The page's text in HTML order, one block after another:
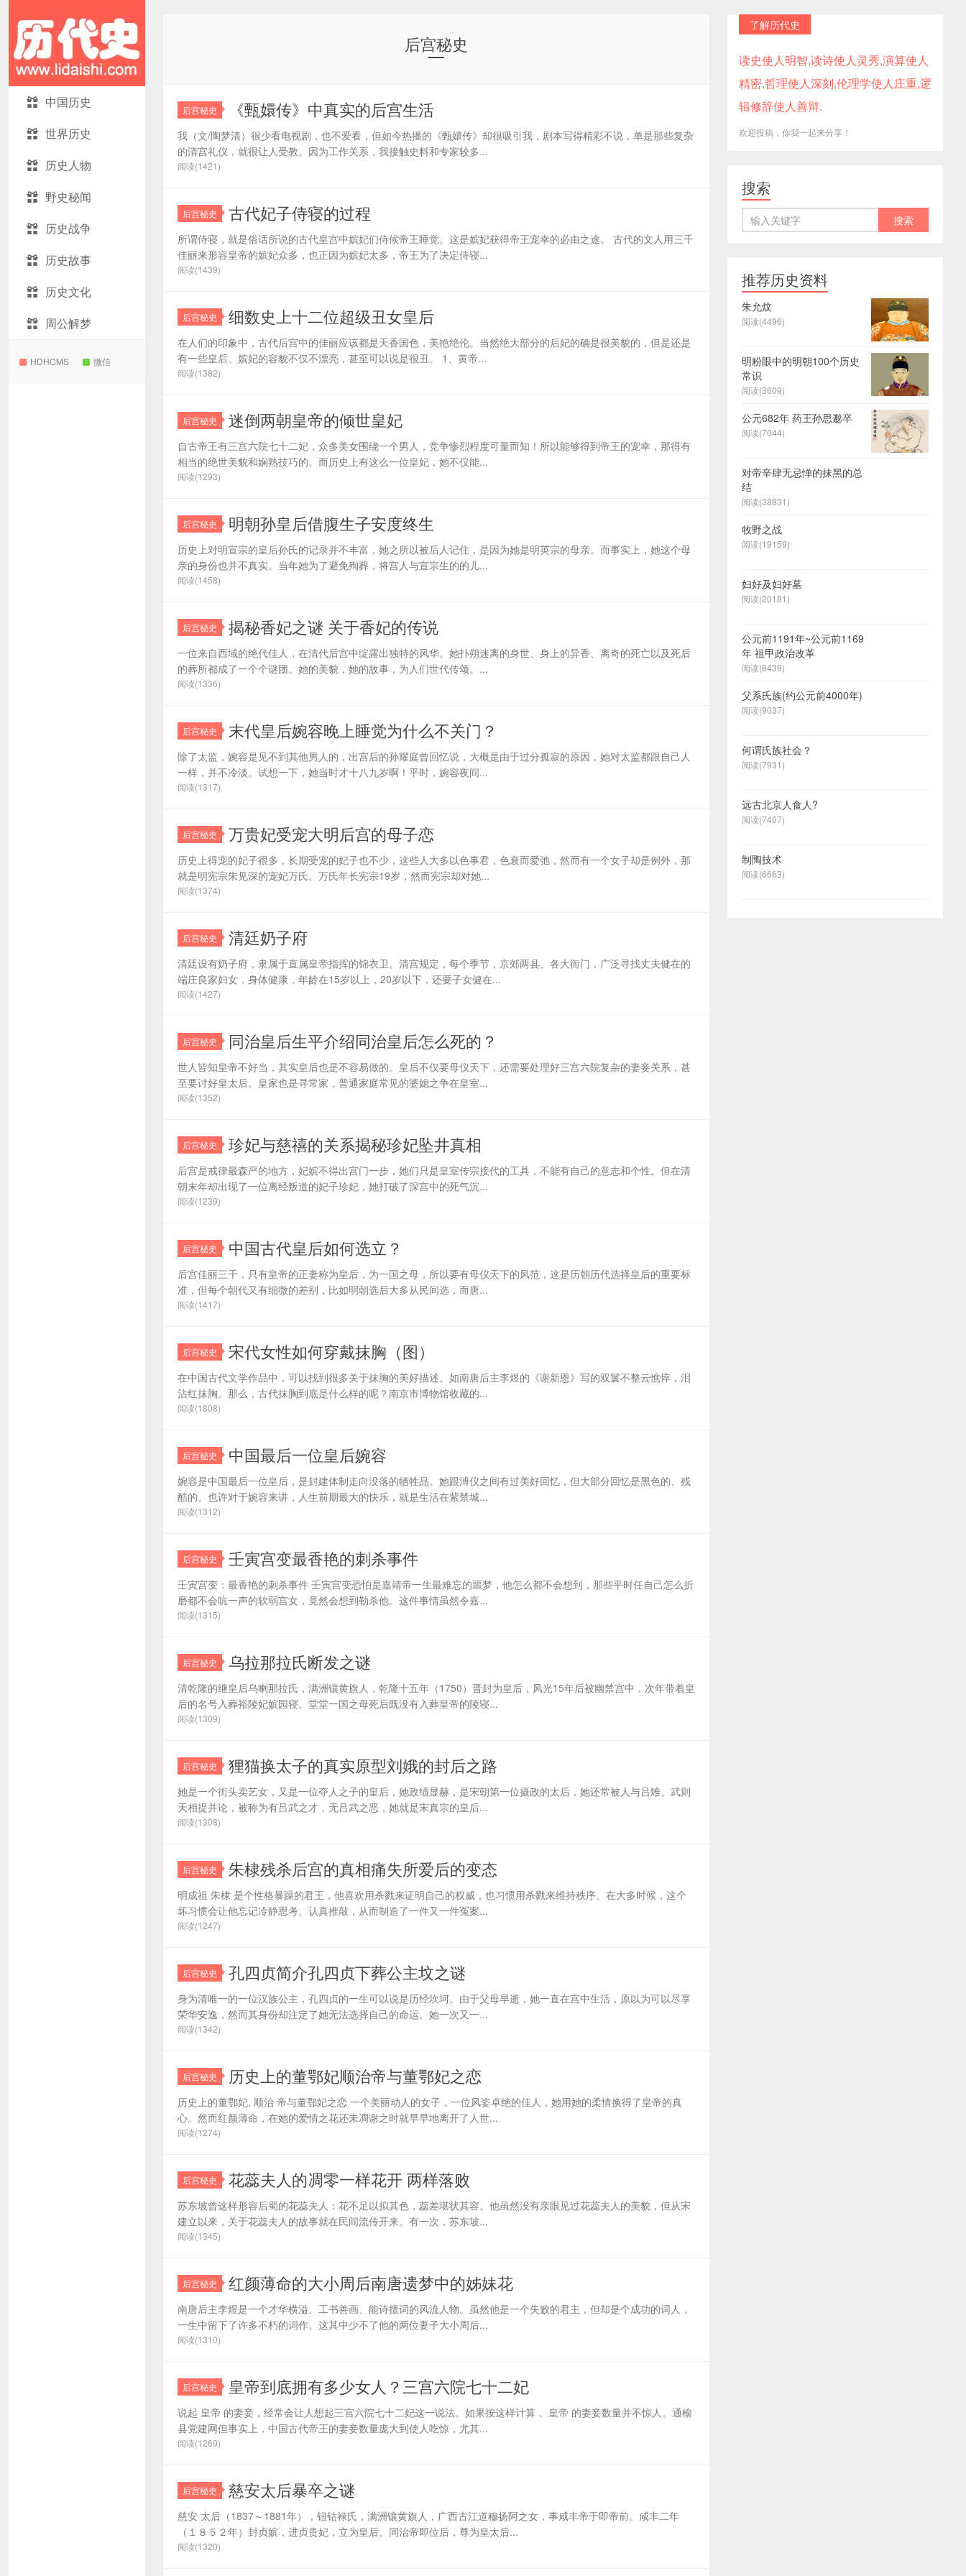
中国历史
世界历史
历史人物
野史秘闻
历史战争
历史故事
历史文化
周公解梦
HDHCMS 微信
后宫秘史
后宫秘史 《甄嬛传》中真实的后宫生活
我（文/陶梦清）很少看电视剧，也不爱看，但如今热播的《甄嬛传》却很吸引我，剧本写得精彩不说，单是那些复杂
的清宫礼仪，就很让人受教。因为工作关系，我接触史料和专家较多...
阅读(1421)
后宫秘史 古代妃子侍寝的过程
所谓侍寝，就是俗话所说的古代皇宫中嫔妃们侍候帝王睡觉。这是嫔妃获得帝王宠幸的必由之途。 古代的文人用三千
佳丽来形容皇帝的嫔妃众多，也正因为嫔妃太多，帝王为了决定侍寝...
阅读(1439)
后宫秘史 细数史上十二位超级丑女皇后
在人们的印象中，古代后宫中的佳丽应该都是天香国色，美艳绝伦。当然绝大部分的后妃的确是很美貌的，但是还是
有一些皇后、嫔妃的容貌不仅不漂亮，甚至可以说是很丑。 1、黄帝...
阅读(1382)
后宫秘史 迷倒两朝皇帝的倾世皇妃
自古帝王有三宫六院七十二妃，众多美女围绕一个男人，竞争惨烈程度可量而知！所以能够得到帝王的宠幸，那得有
相当的绝世美貌和娴熟技巧的。而历史上有这么一位皇妃，她不仅能...
阅读(1293)
后宫秘史 明朝孙皇后借腹生子安度终生
历史上对明宣宗的皇后孙氏的记录并不丰富，她之所以被后人记住，是因为她是明英宗的母亲。而事实上，她这个母
亲的身份也并不真实。当年她为了避免殉葬，将宫人与宣宗生的的儿...
阅读(1458)
后宫秘史 揭秘香妃之谜 关于香妃的传说
一位来自西域的绝代佳人，在清代后宫中绽露出独特的风华。她扑朔迷离的身世、身上的异香、离奇的死亡以及死后
的葬所都成了一个个谜团。她的美貌，她的故事，为人们世代传颂。...
阅读(1336)
后宫秘史 末代皇后婉容晚上睡觉为什么不关门？
除了太监，婉容是见不到其他男人的，出宫后的孙耀庭曾回忆说，大概是由于过分孤寂的原因，她对太监都跟自己人
一样，并不冷淡。试想一下，她当时才十八九岁啊！平时，婉容夜间...
阅读(1317)
后宫秘史 万贵妃受宠大明后宫的母子恋
历史上得宠的妃子很多，长期受宠的妃子也不少，这些人大多以色事君，色衰而爱弛，然而有一个女子却是例外，那
就是明宪宗朱见深的宠妃万氏。万氏年长宪宗19岁，然而宪宗却对她...
阅读(1374)
后宫秘史 清廷奶子府
清廷设有奶子府，隶属于直属皇帝指挥的锦衣卫。清宫规定，每个季节，京郊两县、各大衙门，广泛寻找丈夫健在的
端庄良家妇女，身体健康，年龄在15岁以上，20岁以下，还要子女健在...
阅读(1427)
后宫秘史 同治皇后生平介绍同治皇后怎么死的？
世人皆知皇帝不好当，其实皇后也是不容易做的。皇后不仅要母仪天下，还需要处理好三宫六院复杂的妻妾关系，甚
至要讨好皇太后。皇家也是寻常家，普通家庭常见的婆媳之争在皇室...
阅读(1352)
后宫秘史 珍妃与慈禧的关系揭秘珍妃坠井真相
后宫是戒律最森严的地方，妃嫔不得出宫门一步，她们只是皇室传宗接代的工具，不能有自己的意志和个性。但在清
朝末年却出现了一位离经叛道的妃子珍妃，她打破了深宫中的死气沉...
阅读(1239)
后宫秘史 中国古代皇后如何选立？
后宫佳丽三千，只有皇帝的正妻称为皇后，为一国之母，所以要有母仪天下的风范，这是历朝历代选择皇后的重要标
准，但每个朝代又有细微的差别，比如明朝选后大多从民间选，而唐...
阅读(1417)
后宫秘史 宋代女性如何穿戴抹胸（图）
在中国古代文学作品中，可以找到很多关于抹胸的美好描述。如南唐后主李煜的《谢新恩》写的双鬟不整云憔悴，泪
沾红抹胸。那么，古代抹胸到底是什么样的呢？南京市博物馆收藏的...
阅读(1808)
后宫秘史 中国最后一位皇后婉容
婉容是中国最后一位皇后，是封建体制走向没落的牺牲品。她跟溥仪之间有过美好回忆，但大部分回忆是黑色的、残
酷的。也许对于婉容来讲，人生前期最大的快乐，就是生活在紫禁城...
阅读(1312)
后宫秘史 壬寅宫变最香艳的刺杀事件
壬寅宫变：最香艳的刺杀事件 壬寅宫变恐怕是嘉靖帝一生最难忘的噩梦，他怎么都不会想到，那些平时任自己怎么折
磨都不会吭一声的软弱宫女，竟然会想到勒杀他。这件事情虽然令嘉...
阅读(1315)
后宫秘史 乌拉那拉氏断发之谜
清乾隆的继皇后乌喇那拉氏，满洲镶黄旗人，乾隆十五年（1750）晋封为皇后，风光15年后被幽禁宫中，次年带着皇
后的名号入葬裕陵妃嫔园寝。堂堂一国之母死后既没有入葬皇帝的陵寝...
阅读(1309)
后宫秘史 狸猫换太子的真实原型刘娥的封后之路
她是一个街头卖艺女，又是一位夺人之子的皇后，她政绩显赫，是宋朝第一位摄政的太后，她还常被人与吕雉、武则
天相提并论，被称为有吕武之才，无吕武之恶，她就是宋真宗的皇后...
阅读(1308)
后宫秘史 朱棣残杀后宫的真相痛失所爱后的变态
明成祖 朱棣 是个性格暴躁的君王，他喜欢用杀戮来证明自己的权威，也习惯用杀戮来维持秩序。在大多时候，这个
坏习惯会让他忘记冷静思考、认真推敲，从而制造了一件又一件冤案...
阅读(1247)
后宫秘史 孔四贞简介孔四贞下葬公主坟之谜
身为清唯一的一位汉族公主，孔四贞的一生可以说是历经坎坷。由于父母早逝，她一直在宫中生活，原以为可以尽享
荣华安逸，然而其身份却注定了她无法选择自己的命运。她一次又一...
阅读(1342)
后宫秘史 历史上的董鄂妃顺治帝与董鄂妃之恋
历史上的董鄂妃, 顺治 帝与董鄂妃之恋 一个美丽动人的女子，一位风姿卓绝的佳人，她用她的柔情换得了皇帝的真
心。然而红颜薄命，在她的爱情之花还未凋谢之时就早早地离开了人世...
阅读(1274)
后宫秘史 花蕊夫人的凋零一样花开 两样落败
苏东坡曾这样形容后蜀的花蕊夫人：花不足以拟其色，蕊差堪状其容。他虽然没有亲眼见过花蕊夫人的美貌，但从宋
建立以来，关于花蕊夫人的故事就在民间流传开来。有一次，苏东坡...
阅读(1345)
后宫秘史 红颜薄命的大小周后南唐遗梦中的姊妹花
南唐后主李煜是一个才华横溢、工书善画、能诗擅词的风流人物。虽然他是一个失败的君主，但却是个成功的词人，
一生中留下了许多不朽的词作。这其中少不了他的两位妻子大小周后...
阅读(1310)
后宫秘史 皇帝到底拥有多少女人？三宫六院七十二妃
说起 皇帝 的妻妾，经常会让人想起三宫六院七十二妃这一说法。如果按这样计算， 皇帝 的妻妾数量并不惊人。通榆
县党建网但事实上，中国古代帝王的妻妾数量庞大到使人吃惊，尤其...
阅读(1269)
后宫秘史 慈安太后暴卒之谜
慈安 太后（1837～1881年），钮钴禄氏，满洲镶黄旗人，广西古江道穆扬阿之女，事咸丰帝于即帝前。咸丰二年
（１８５２年）封贞嫔，进贞贵妃，立为皇后。同治帝即位后，尊为皇太后...
阅读(1320)
了解历代史
读史使人明智,读诗使人灵秀,演算使人
精密,哲理使人深刻,伦理学使人庄重,逻
辑修辞使人善辩.
欢迎投稿，你我一起来分享！
搜索
推荐历史资料
朱允炆
阅读(4496)
明粉眼中的明朝100个历史
常识
阅读(3609)
公元682年 药王孙思邈卒
阅读(7044)
对帝辛肆无忌惮的抹黑的总
结
阅读(38831)
牧野之战
阅读(19159)
妇好及妇好墓
阅读(20181)
公元前1191年~公元前1169
年 祖甲政治改革
阅读(8439)
父系氏族(约公元前4000年)
阅读(9037)
何谓氏族社会？
阅读(7931)
远古北京人食人?
阅读(7407)
制陶技术
阅读(6663)